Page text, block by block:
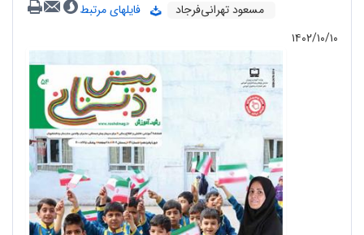
مسعود تهرانی‌‌فرجاد
فایلهای مرتبط
۱۴۰۲/۱۰/۱۰